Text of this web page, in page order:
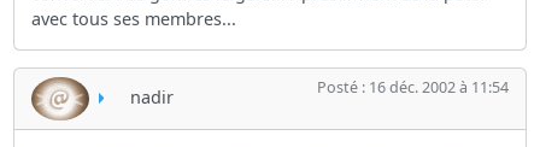
avec tous ses membres...
nadir Posté : 16 déc. 2002 à 11:54